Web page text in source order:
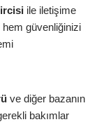
ile iletişime
güvenliğinizi
ve diğer bazanın
bakımlar